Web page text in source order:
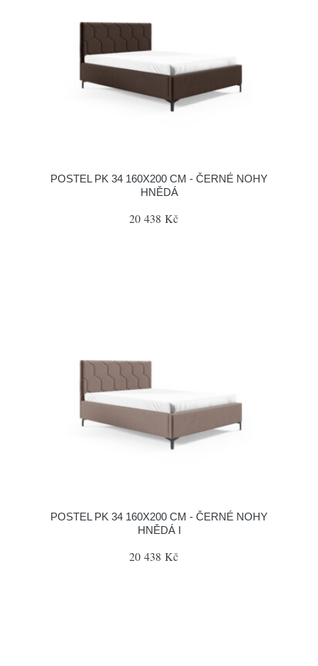
POSTEL PK 34 160X200 CM - ČERNÉ NOHY
HNĚDÁ
20 438 Kč
POSTEL PK 34 160X200 CM - ČERNÉ NOHY
HNĚDÁ I
20 438 Kč